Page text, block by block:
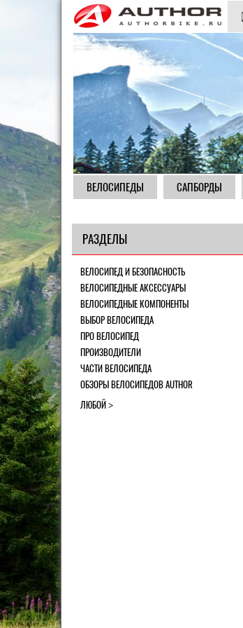
ВЕЛОСИПЕДЫ САПБОРДЫ
РАЗДЕЛЫ
ВЕЛОСИПЕД И БЕЗОПАСНОСТЬ
ВЕЛОСИПЕДНЫЕ АКСЕССУАРЫ
ВЕЛОСИПЕДНЫЕ КОМПОНЕНТЫ
ВЫБОР ВЕЛОСИПЕДА
ПРО ВЕЛОСИПЕД
ПРОИЗВОДИТЕЛИ
ЧАСТИ ВЕЛОСИПЕДА
ОБЗОРЫ ВЕЛОСИПЕДОВ AUTHOR
ЛЮБОЙ